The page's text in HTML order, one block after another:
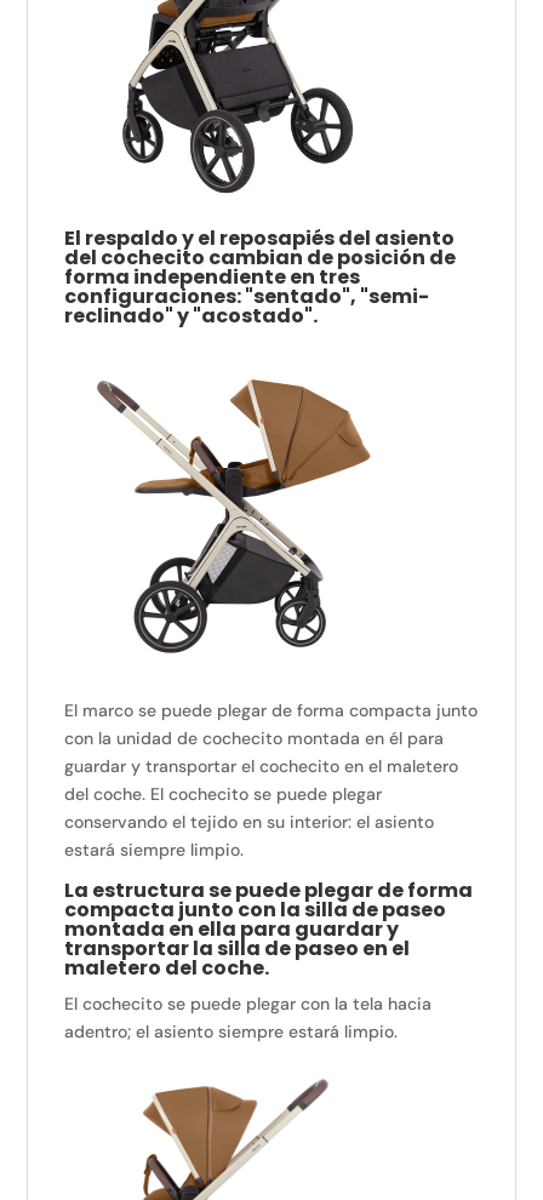
El respaldo y el reposapiés del asiento
del cochecito cambian de posición de
forma independiente en tres
configuraciones: "sentado", "semi-
reclinado" y "acostado".
El marco se puede plegar de forma compacta junto
con la unidad de cochecito montada en él para
guardar y transportar el cochecito en el maletero
del coche. El cochecito se puede plegar
conservando el tejido en su interior: el asiento
estará siempre limpio.
La estructura se puede plegar de forma
compacta junto con la silla de paseo
montada en ella para guardar y
transportar la silla de paseo en el
maletero del coche.
El cochecito se puede plegar con la tela hacia
adentro; el asiento siempre estará limpio.